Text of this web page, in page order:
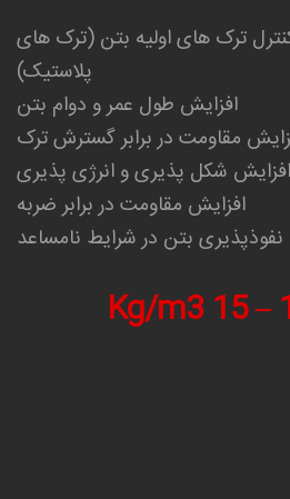
ترک های اولیه بتن (ترک های
پلاستیک)
افزایش طول عمر و دوام بتن
مقاومت در برابر گسترش ترک
افزایش شکل پذیری و انرژی پذیری
افزایش مقاومت در برابر ضربه
بتن در شرایط نامساعد